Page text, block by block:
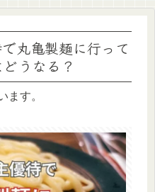
丸亀製麺に行って
うなる？
ます。